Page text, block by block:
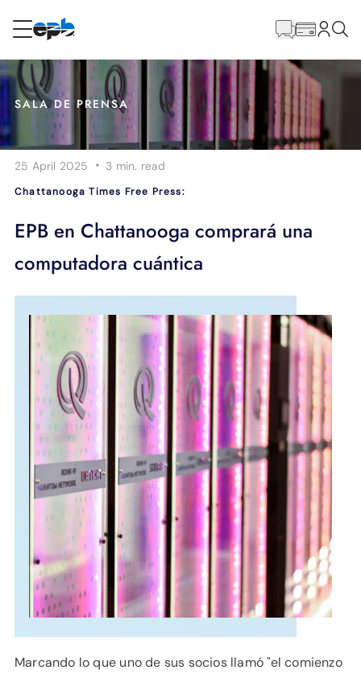
RESIDENCIAL NEGOCIO
Internet
Energía
Televisión
Teléfono
BLOG
IDIOMA
principal
SALA DE PRENSA
25 April 2025 · 3 min. read
Chattanooga Times Free Press:
EPB en Chattanooga comprará una
computadora cuántica
Marcando lo que uno de sus socios llamó "el comienzo